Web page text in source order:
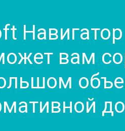
Навигатор
вам